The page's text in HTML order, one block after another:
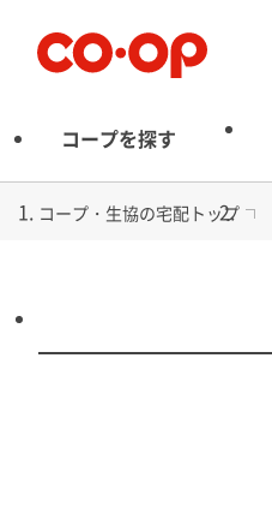
コープを探す
コープ・生協の宅配トップ